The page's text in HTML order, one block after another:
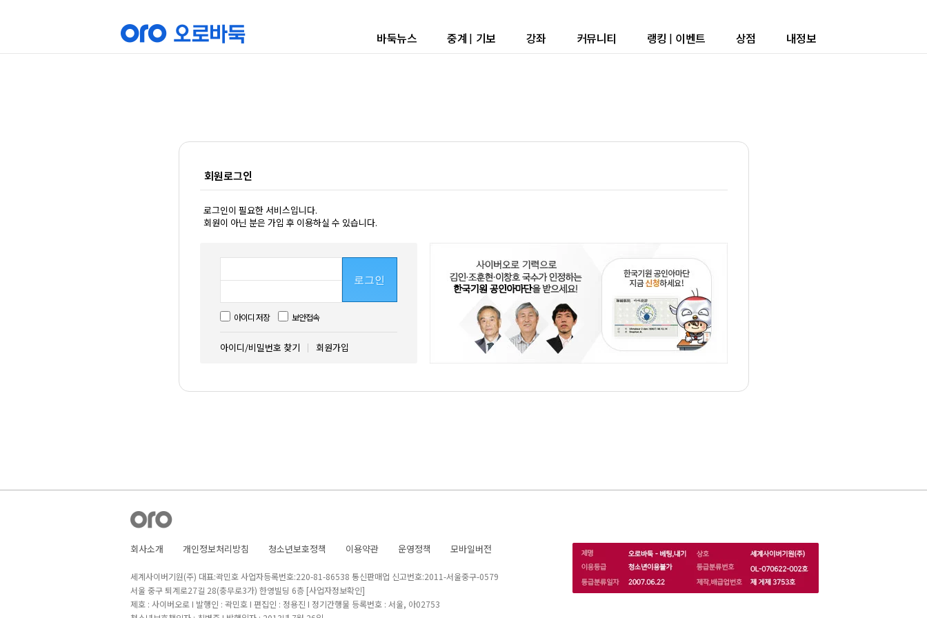
바둑뉴스 중계 | 기보 강좌 커뮤니티 랭킹 | 이벤트 상점 내정보
회원로그인
로그인이 필요한 서비스입니다.
회원이 아닌 분은 가입 후 이용하실 수 있습니다.
로그인
아이디 저장 보안접속
아이디/비밀번호 찾기 회원가입
회사소개 개인정보처리방침 청소년보호정책 이용약관 운영정책 모바일버전
세계사이버기원(주) 대표:곽민호 사업자등록번호:220-81-86538 통신판매업 신고번호:2011-서울중구-0579
서울 중구 퇴계로27길 28(충무로3가) 한영빌딩 6층 [사업자정보확인]
제호 : 사이버오로 I 발행인 : 곽민호 I 편집인 : 정용진 I 정기간행물 등록번호 : 서울, 아02753